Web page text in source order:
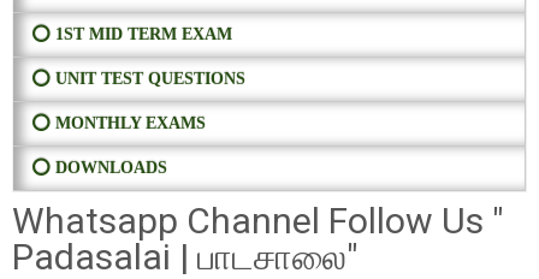
⭕ 1ST MID TERM EXAM
⭕ UNIT TEST QUESTIONS
⭕ MONTHLY EXAMS
⭕ DOWNLOADS
Whatsapp Channel Follow Us "
Padasalai | பாடசாலை"